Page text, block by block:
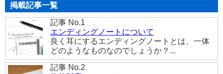
掲載記事一覧
記事 No.1
エンディングノートについて
良く耳にするエンディングノートとは、一体
どのようなものなのでしょうか？...
記事 No.2